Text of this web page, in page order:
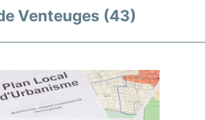
Venteuges (43)